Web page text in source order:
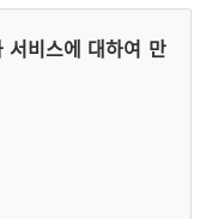
서비스에 대하여 만